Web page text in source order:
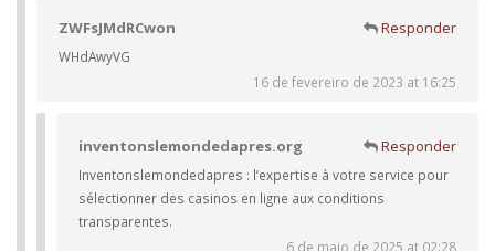
ZWFsJMdRCwon Responder
WHdAwyVG
16 de fevereiro de 2023 at 16:25
inventonslemondedapres.org Responder
Inventonslemondedapres : l’expertise à votre service pour
sélectionner des casinos en ligne aux conditions
transparentes.
6 de maio de 2025 at 02:28